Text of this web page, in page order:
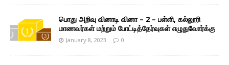
பொது அறிவு வினாடி வினா – 2 – பள்ளி, கல்லூரி
மாணவர்கள் மற்றும் போட்டித்தேர்வுகள் எழுதுவோர்க்கு
January 8, 2023 0